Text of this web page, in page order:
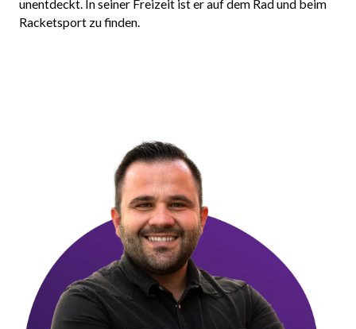
unentdeckt. In seiner Freizeit ist er auf dem Rad und beim
Racketsport zu finden.